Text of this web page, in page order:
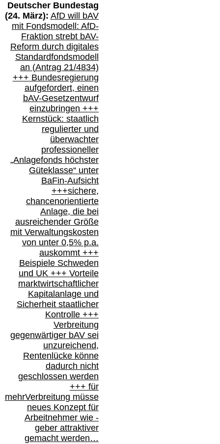
Deutscher Bundestag
(24. März): AfD will bAV
mit Fondsmodell: AfD-
Fraktion strebt bAV-
Reform durch digitales
Standardfondsmodell
an (Antrag 21/4834)
+++ Bundesregierung
aufgefordert, einen
bAV-Gesetzentwurf
einzubringen +++
Kernstück: staatlich
regulierter und
überwachter
professioneller
„Anlagefonds höchster
Güteklasse“ unter
BaFin-Aufsicht
+++sichere,
chancenorientierte
Anlage, die bei
ausreichender Größe
mit Verwaltungskosten
von unter 0,5% p.a.
auskommt +++
Beispiele Schweden
und UK +++ Vorteile
marktwirtschaftlicher
Kapitalanlage und
Sicherheit staatlicher
Kontrolle +++
Verbreitung
gegenwärtiger bAVsei
unzureichend,
Rentenlücke könne
dadurch nicht
geschlossen werden
+++ für
mehrVerbreitung müsse
neues Konzept für
Arbeitnehmer wie-
geber attraktiver
gemacht werden…